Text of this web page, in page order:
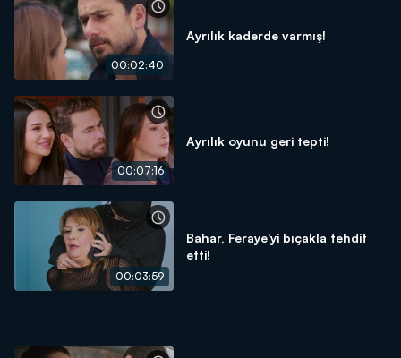
00:02:40
Ayrılık kaderde varmış!
00:07:16
Ayrılık oyunu geri tepti!
00:03:59
Bahar, Feraye'yi bıçakla tehdit
etti!